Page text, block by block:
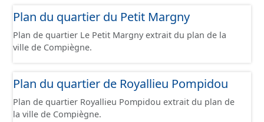
Plan du quartier du Petit Margny
Plan de quartier Le Petit Margny extrait du plan de la
ville de Compiègne.
Plan du quartier de Royallieu Pompidou
Plan de quartier Royallieu Pompidou extrait du plan de
la ville de Compiègne.